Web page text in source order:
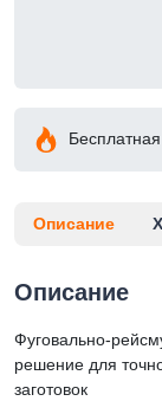
Описание
Описание
Фуговально-
решение для
заготовок